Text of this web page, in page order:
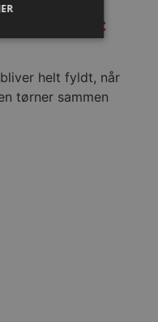
udsolgt
helt fyldt, når
tørner sammen
Ydeevne
funktionalitet